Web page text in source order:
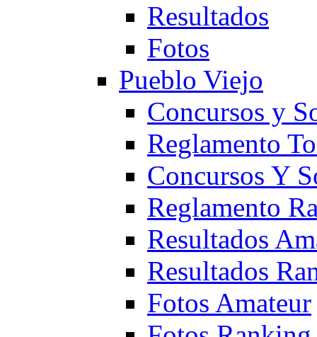
Resultados
Fotos
Pueblo Viejo
Concursos y
Reglamento
Concursos Y
Reglamento
Resultados
Resultados
Fotos Amateur